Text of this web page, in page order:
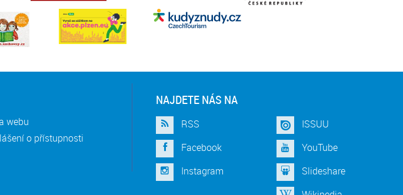
webu
o přístupnosti
NAJDETE NÁS NA
RSS
Facebook
Instagram
ISSUU
YouTube
Slideshare